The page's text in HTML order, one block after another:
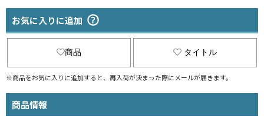
お気に入りに追加
商品 タイトル
※商品をお気に入りに追加すると、再入荷が決まった際にメールが届きます。
商品情報